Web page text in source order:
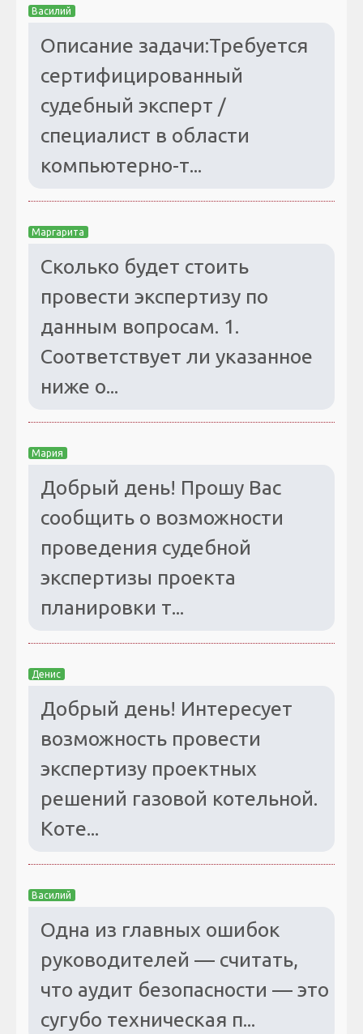
Василий
Описание задачи:Требуется
сертифицированный
судебный эксперт /
специалист в области
компьютерно-т...
Маргарита
Сколько будет стоить
провести экспертизу по
данным вопросам. 1.
Соответствует ли указанное
ниже о...
Мария
Добрый день! Прошу Вас
сообщить о возможности
проведения судебной
экспертизы проекта
планировки т...
Денис
Добрый день! Интересует
возможность провести
экспертизу проектных
решений газовой котельной.
Коте...
Василий
Одна из главных ошибок
руководителей — считать,
что аудит безопасности — это
сугубо техническая п...